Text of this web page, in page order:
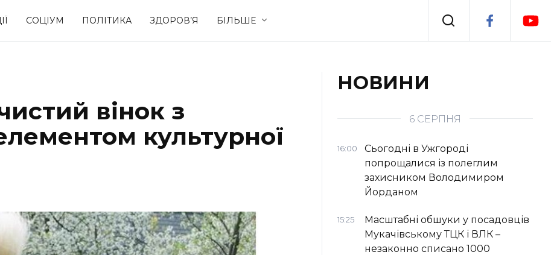
СОЦІУМ ПОЛІТИКА ЗДОРОВ’Я БІЛЬШЕ
Події
Спортвінок з
культурної
НОВИНИ
6 СЕРПНЯ
16:00
Сьогодні в Ужгороді
попрощалися із полеглим
захисником Володимиром
Йорданом
15:25
Масштабні обшуки у посадовців
Мукачівському ТЦК і ВЛК –
незаконно списано 1000